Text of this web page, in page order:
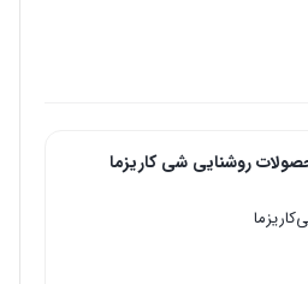
روشنایی شی‌ کاریزما